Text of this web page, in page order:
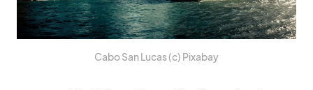
Cabo San Lu­cas (c) Pix­a­bay